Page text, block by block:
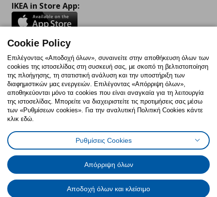
IKEA in Store App:
Follow us:
FacebookInstagram
TikTokYoutubePinterestTwitter
Πολιτική CookiesΔήλωση ψηφιακής προσβασιμότητας
Ρυθμίσεις cookiesΌροι Χρήσης
Γενική Πολιτική Προσωπικών Δεδομένων
Πολιτική Προσωπικών Δεδομένων για ΙΚΕΑ.gr
Κώδικας Καταναλωτικής Δεοντολογίας
Cookie Policy
Επιλέγοντας «Αποδοχή όλων», συναινείτε στην αποθήκευση όλων των
cookies της ιστοσελίδας στη συσκευή σας, με σκοπό τη βελτιστοποίηση
της πλοήγησης, τη στατιστική ανάλυση και την υποστήριξη των
διαφημιστικών μας ενεργειών. Επιλέγοντας «Απόρριψη όλων»,
αποθηκεύονται μόνο τα cookies που είναι αναγκαία για τη λειτουργία
της ιστοσελίδας. Μπορείτε να διαχειριστείτε τις προτιμήσεις σας μέσω
των «Ρυθμίσεων cookies». Για την αναλυτική Πολιτική Cookies κάντε
κλικ εδώ.
Ρυθμίσεις Cookies
Απόρριψη όλων
Αποδοχή όλων και κλείσιμο